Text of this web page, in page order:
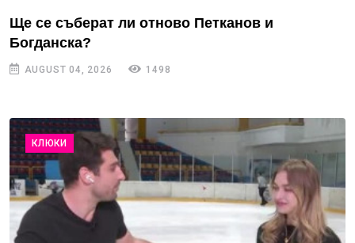
Ще се съберат ли отново Петканов и
Богданска?
AUGUST 04, 2026 1498
КЛЮКИ